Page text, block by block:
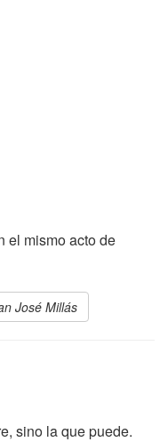
el mismo acto de
José Millás
sino la que puede.